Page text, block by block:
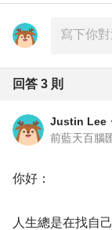
回答 3 則
Justin Lee
前藍天百腦
你好：
人生總是在找自